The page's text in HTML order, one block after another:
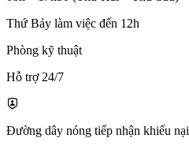
Thứ Bảy làm việc đến 12h
Phòng kỹ thuật
Hỗ trợ 24/7
Đường dây nóng tiếp nhận khiếu nại